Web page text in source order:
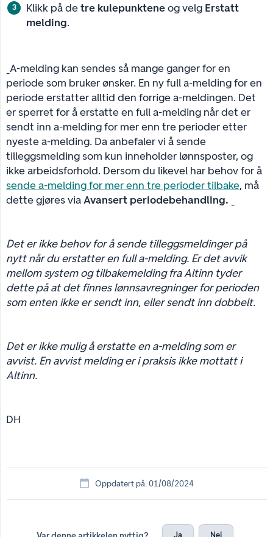
Klikk på detre kulepunkteneog velg Erstatt
melding.
_A-melding kan sendes så mange ganger for en
periode som bruker ønsker. En ny full a-melding for en
periode erstatter alltid den forrige a-meldingen. Det
er sperret for å erstatte en full a-melding når det er
sendt inn a-melding for mer enn tre perioder etter
nyeste a-melding. Da anbefaler vi å sende
tilleggsmelding som kun inneholder lønnsposter, og
ikke arbeidsforhold. Dersom du likevel har behov for å
sende a-melding for mer enn tre perioder tilbake, må
dette gjøres viaAvansert periodebehandling.
Det er ikke behov for å sende tilleggsmeldinger på
nytt når du erstatter en full a-melding. Er det avvik
mellom system og tilbakemelding fra Altinn tyder
dette på at det finnes lønnsavregninger for perioden
som enten ikke er sendt inn, eller sendt inn dobbelt.
Det er ikke mulig å erstatte en a-melding som er
avvist. En avvist melding er i praksis ikke mottatt i
Altinn.
DH
Oppdatert på: 01/08/2024
Ja Nei